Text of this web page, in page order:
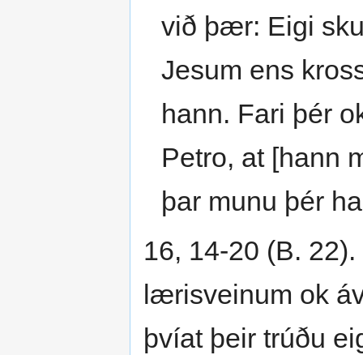
við þær: Eigi
Jesum ens
hann. Fari þér
Petro, at [hann
þar munu þér
16, 14-20 (B.
lærisveinum ok
þvíat þeir trúðu